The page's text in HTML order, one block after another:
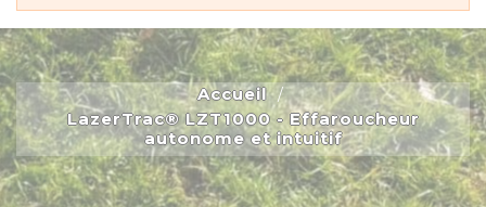
Accueil
LazerTrac® LZT1000 - Effaroucheur
autonome et intuitif